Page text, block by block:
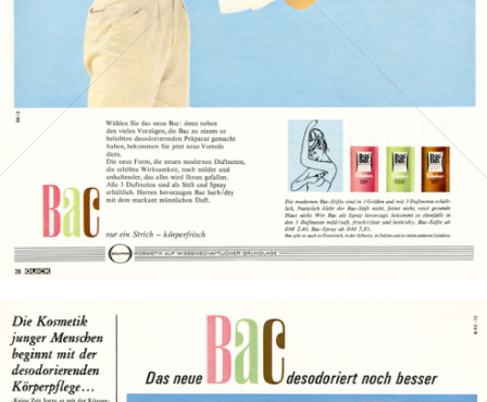
Bild-ID: 14519